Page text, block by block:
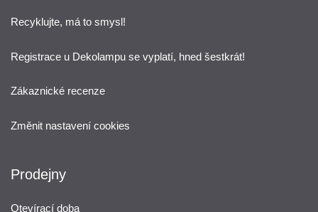
Recyklujte, má to smysl!
Registrace u Dekolampu se vyplatí, hned šestkrát!
Zákaznické recenze
Změnit nastavení cookies
Prodejny
Otevírací doba